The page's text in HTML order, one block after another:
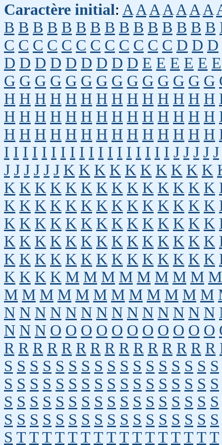
Caractère initial: A A A A A A A
B B B B B B B B B B B B B B B
C C C C C C C C C C C C D D D
D D D D D D D D D E E E E E E
G G G G G G G G G G G G G G
H H H H H H H H H H H H H H
H H H H H H H H H H H H H H
H H H H H H H H H H H H H H
I I I I I I I I I I I I I I I I I I J J J J J
J J J J J J K K K K K K K K K K
K K K K K K K K K K K K K K
K K K K K K K K K K K K K K
K K K K K K K K K K K K K K
K K K K K K K K K K K K K K
K K K K K K K K K K K K K K
K K K K M M M M M M M M M
M M M M M M M M M M M M
N N N N N N N N N N N N N N
N N N O O O O O O O O O O O
R R R R R R R R R R R R R R R
S S S S S S S S S S S S S S S S S
S S S S S S S S S S S S S S S S S
S S S S S S S S S S S S S S S S S
S S S S S S S S S S S S S S S S S
S T T T T T T T T T T T T T T T T